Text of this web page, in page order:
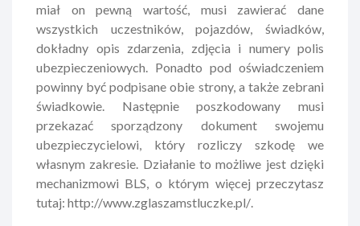
miał on pewną wartość, musi zawierać dane
wszystkich uczestników, pojazdów, świadków,
dokładny opis zdarzenia, zdjęcia i numery polis
ubezpieczeniowych. Ponadto pod oświadczeniem
powinny być podpisane obie strony, a także zebrani
świadkowie. Następnie poszkodowany musi
przekazać sporządzony dokument swojemu
ubezpieczycielowi, który rozliczy szkodę we
własnym zakresie. Działanie to możliwe jest dzięki
mechanizmowi BLS, o którym więcej przeczytasz
tutaj: http://www.zglaszamstluczke.pl/